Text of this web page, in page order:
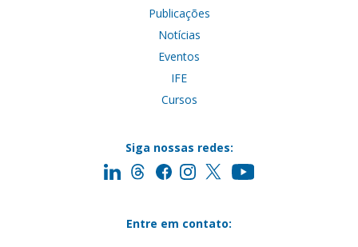
Publicações
Notícias
Eventos
IFE
Cursos
Siga nossas redes:
Entre em contato: